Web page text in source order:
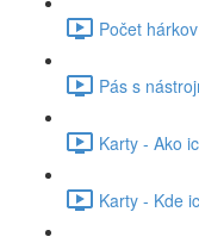
Počet
Pás s
Karty - Ako
Karty - Kde